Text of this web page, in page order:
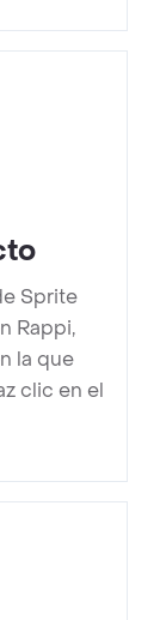
Sprite
Rappi,
la que
clic en el